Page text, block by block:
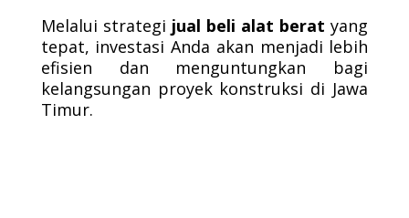
Melalui strategi jual beli alat berat yang
tepat, investasi Anda akan menjadi lebih
efisien dan menguntungkan bagi
kelangsungan proyek konstruksi di Jawa
Timur.